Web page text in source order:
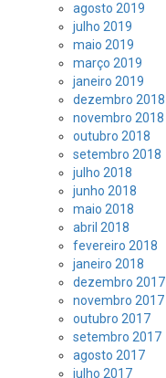
agosto 2019
julho 2019
maio 2019
março 2019
janeiro 2019
dezembro 2018
novembro 2018
outubro 2018
setembro 2018
julho 2018
junho 2018
maio 2018
abril 2018
fevereiro 2018
janeiro 2018
dezembro 2017
novembro 2017
outubro 2017
setembro 2017
agosto 2017
julho 2017